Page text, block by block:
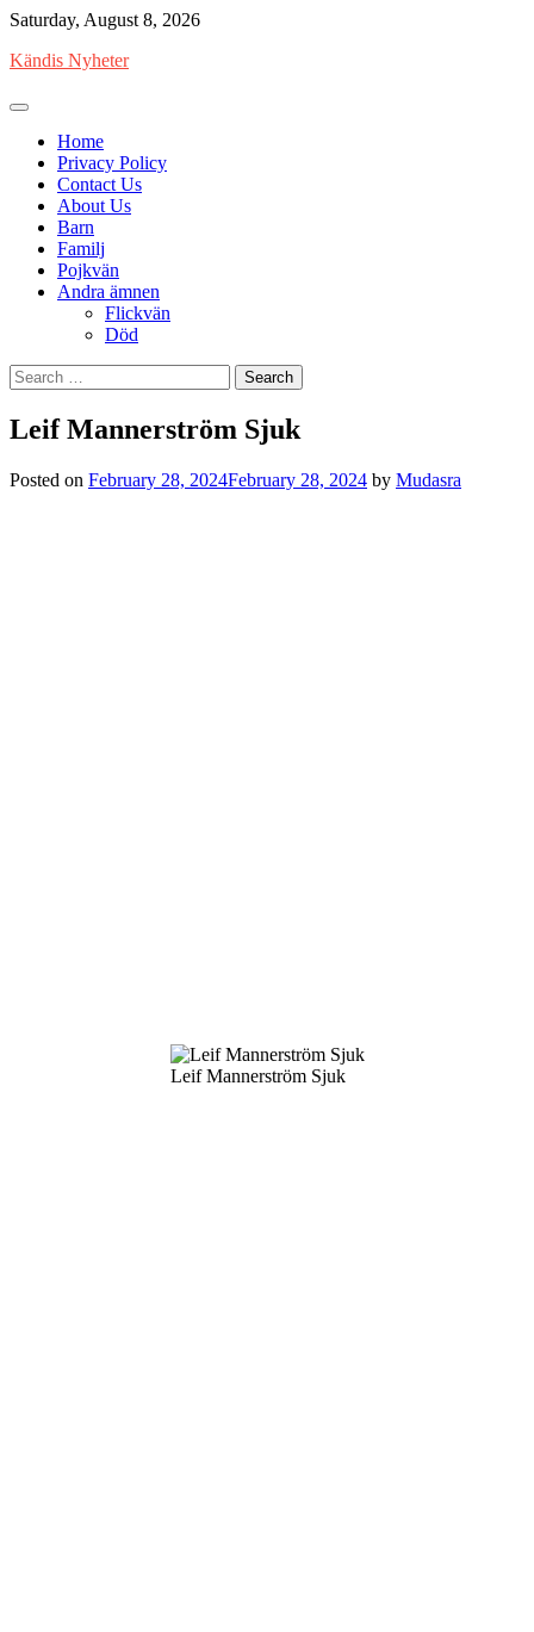
Skip
content
Saturday, August 8, 2026
Kändis Nyheter
Home
Privacy Policy
Contact Us
About Us
Barn
Familj
Pojkvän
Andra ämnen
Flickvän
Död
Search
for:
Leif Mannerström Sjuk
Posted on February 28, 2024February 28, 2024 by Mudasra
Leif Mannerström Sjuk